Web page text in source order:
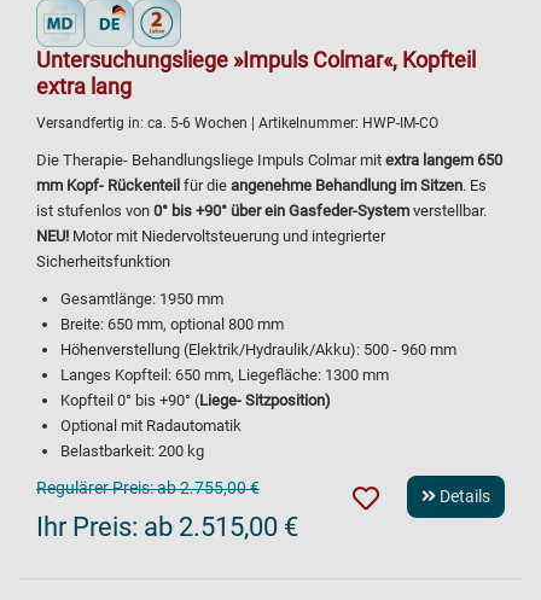
Untersuchungsliege »Impuls Colmar«, Kopfteil
extra lang
Versandfertig in: ca. 5-6 Wochen | Artikelnummer: HWP-IM-CO
Die Therapie- Behandlungsliege Impuls Colmar mit extra langem 650
mm Kopf- Rückenteil für die angenehme Behandlung im Sitzen. Es
ist stufenlos von 0° bis +90° über ein Gasfeder-System verstellbar.
NEU! Motor mit Niedervoltsteuerung und integrierter
Sicherheitsfunktion
Gesamtlänge: 1950 mm
Breite: 650 mm, optional 800 mm
Höhenverstellung (Elektrik/Hydraulik/Akku): 500 - 960 mm
Langes Kopfteil: 650 mm, Liegefläche: 1300 mm
Kopfteil 0° bis +90° (Liege- Sitzposition)
Optional mit Radautomatik
Belastbarkeit: 200 kg
Regulärer Preis:ab 2.755,00 €
Ihr Preis: ab 2.515,00 €
Details